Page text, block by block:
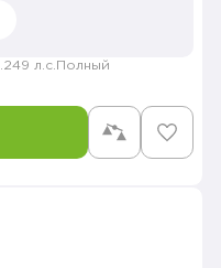
249 л.с. Полный